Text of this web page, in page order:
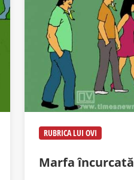
RUBRICA LUI OVI
Marfa încurcată